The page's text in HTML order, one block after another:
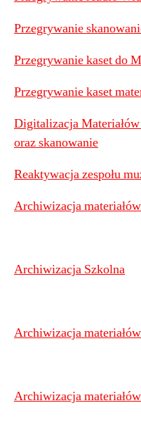
Przegrywanie
Przegrywanie kaset do
Przegrywanie kaset
Digitalizacja
oraz skanowanie
Reaktywacja zespołu
Archiwizacja
Archiwizacja Szkolna
Archiwizacja
Archiwizacja